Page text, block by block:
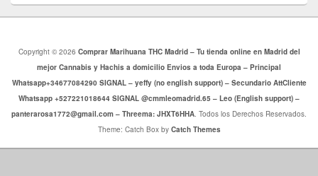
Copyright © 2026 Comprar Marihuana THC Madrid – Tu tienda online en Madrid del
mejor Cannabis y Hachis a domicilio Envios a toda Europa – Principal
Whatsapp+34677084290 SIGNAL – yeffy (no english support) – Secundario AttCliente
Whatsapp +527221018644 SIGNAL @cmmleomadrid.65 – Leo (English support) –
panterarosa1772@gmail.com – Threema: JHXT6HHA. Todos los Derechos Reservados.
Theme: Catch Box by Catch Themes